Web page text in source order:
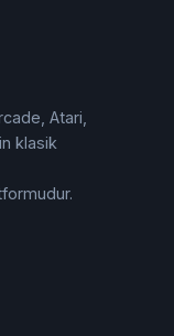
Atari,
klasik